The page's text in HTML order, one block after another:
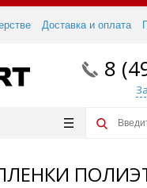
Доставка и оплата
8